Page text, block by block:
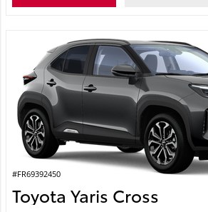
#FR69392450
Toyota Yaris Cross